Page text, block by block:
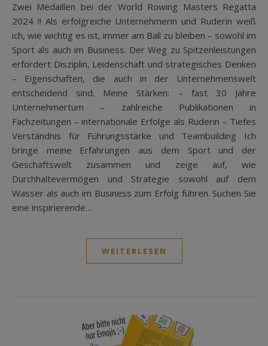
Zwei Medaillen bei der World Rowing Masters Regatta
2024 !! Als erfolgreiche Unternehmerin und Ruderin weiß
ich, wie wichtig es ist, immer am Ball zu bleiben – sowohl im
Sport als auch im Business. Der Weg zu Spitzenleistungen
erfordert Disziplin, Leidenschaft und strategisches Denken
– Eigenschaften, die auch in der Unternehmenswelt
entscheidend sind. Meine Stärken: – fast 30 Jahre
Unternehmertum – zahlreiche Publikationen in
Fachzeitungen – internationale Erfolge als Ruderin – Tiefes
Verständnis für Führungsstärke und Teambuilding Ich
bringe meine Erfahrungen aus dem Sport und der
Geschäftswelt zusammen und zeige auf, wie
Durchhaltevermögen und Strategie sowohl auf dem
Wasser als auch im Business zum Erfolg führen. Suchen Sie
eine inspirierende…
WEITERLESEN